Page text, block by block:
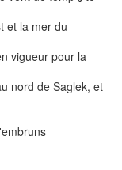
et la mer du
vigueur pour la
nord de Saglek, et